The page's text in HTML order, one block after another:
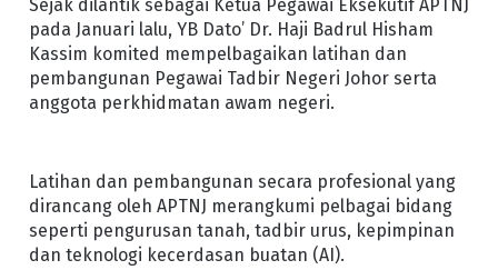
Sejak dilantik sebagai Ketua Pegawai Eksekutif APTNJ
pada Januari lalu, YB Dato’ Dr. Haji Badrul Hisham
Kassim komited mempelbagaikan latihan dan
pembangunan Pegawai Tadbir Negeri Johor serta
anggota perkhidmatan awam negeri.
Latihan dan pembangunan secara profesional yang
dirancang oleh APTNJ merangkumi pelbagai bidang
seperti pengurusan tanah, tadbir urus, kepimpinan
dan teknologi kecerdasan buatan (AI).